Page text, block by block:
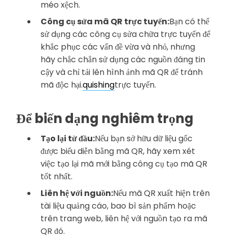
méo xệch.
Công cụ sửa mã QR trực tuyến:Bạn có thể
sử dụng các công cụ sửa chữa trực tuyến để
khắc phục các vấn đề vừa và nhỏ, nhưng
hãy chắc chắn sử dụng các nguồn đáng tin
cậy và chỉ tải lên hình ảnh mã QR để tránh
mã độc hại.quishingtrực tuyến.
Để biến dạng nghiêm trọng
Tạo lại từ đầu:Nếu bạn sở hữu dữ liệu gốc
được biểu diễn bằng mã QR, hãy xem xét
việc tạo lại mã mới bằng công cụ tạo mã QR
tốt nhất.
Liên hệ với nguồn:Nếu mã QR xuất hiện trên
tài liệu quảng cáo, bao bì sản phẩm hoặc
trên trang web, liên hệ với nguồn tạo ra mã
QR đó.